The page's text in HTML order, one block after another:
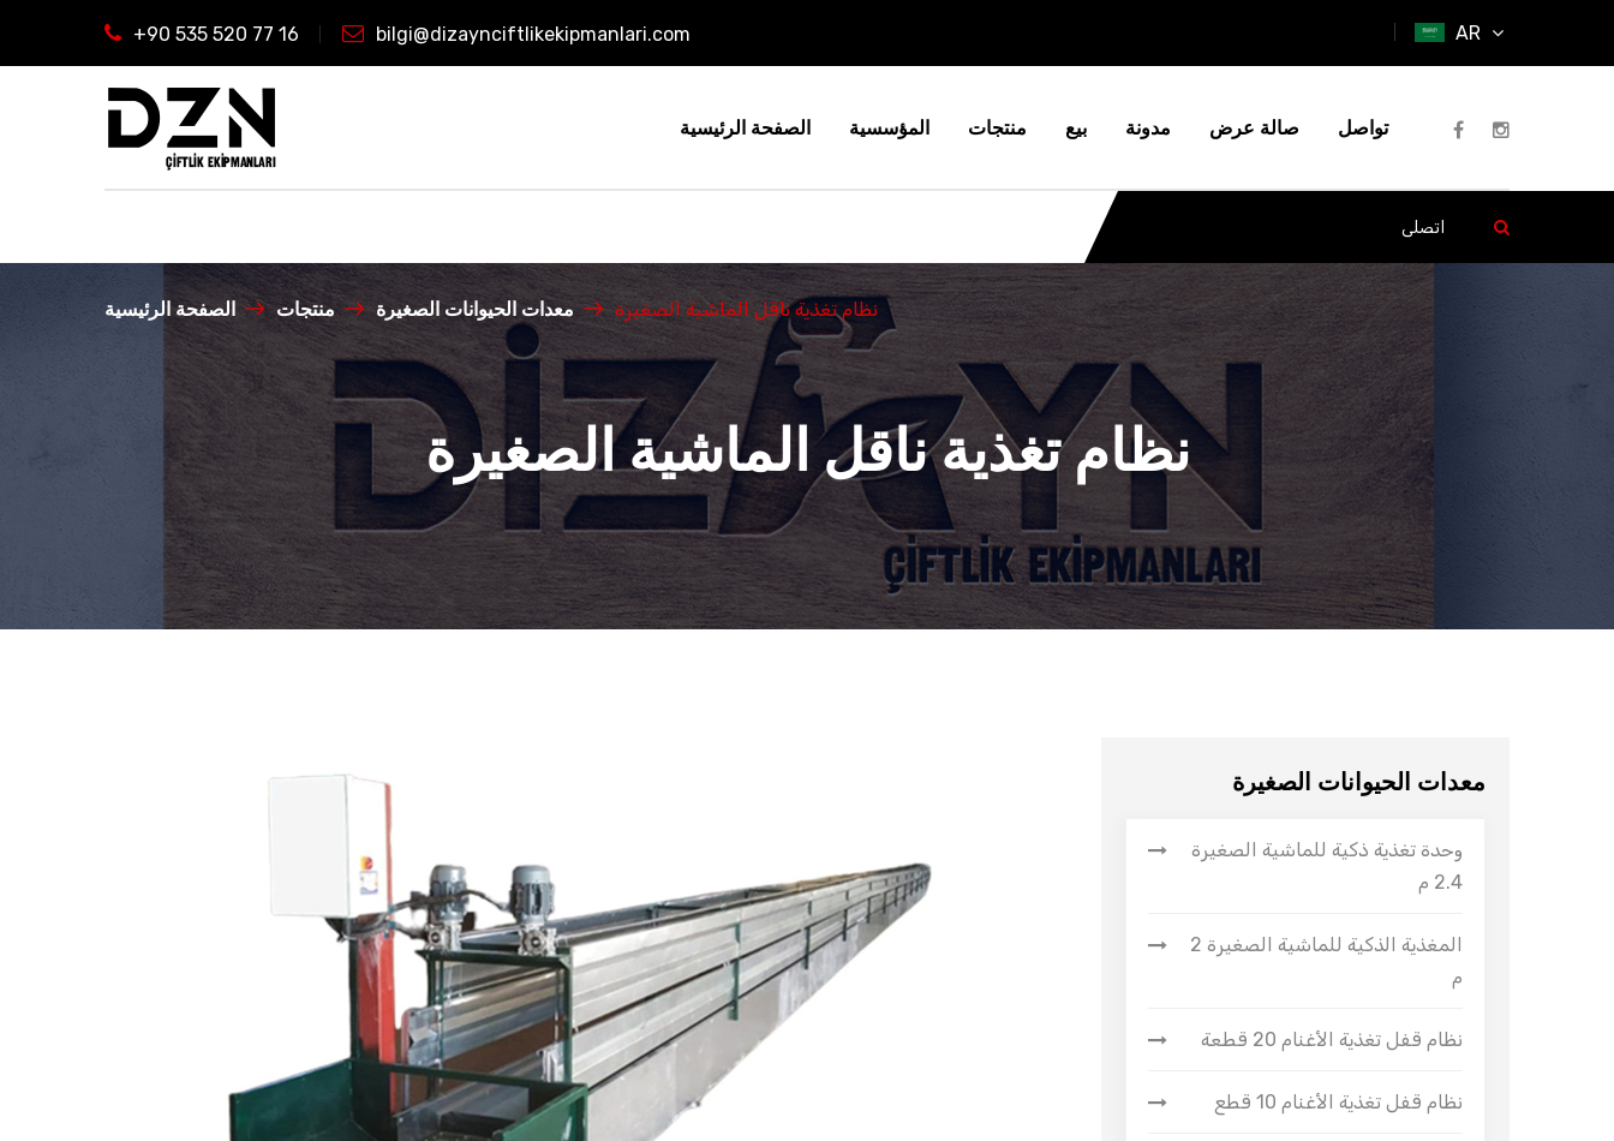
+90 535 520 77 16 bilgi@dizaynciftlikekipmanlari.com AR
الصفحة الرئيسية المؤسسية منتجات بيع مدونة صالة عرض تواصل
الصفحة الرئيسية منتجات معدات الحيوانات الصغيرة نظام تغذية ناقل الماشية الصغيرة
نظام تغذية ناقل الماشية الصغيرة
معدات الحيوانات الصغيرة
وحدة تغذية ذكية للماشية الصغيرة
2.4 م
المغذية الذكية للماشية الصغيرة 2
م
نظام قفل تغذية الأغنام 20 قطعة
نظام قفل تغذية الأغنام 10 قطع